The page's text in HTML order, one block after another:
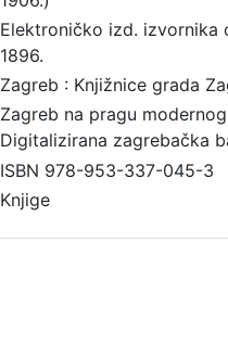
Elektroničko izd. izvornika
1896.
Zagreb : Knjižnice grada
Zagreb na pragu
Digitalizirana zagrebačka
ISBN 978-953-337-045-3
Knjige